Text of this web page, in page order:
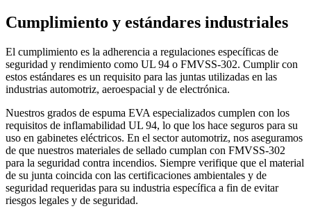
Cumplimiento y estándares industriales
El cumplimiento es la adherencia a regulaciones específicas de
seguridad y rendimiento como UL 94 o FMVSS-302. Cumplir con
estos estándares es un requisito para las juntas utilizadas en las
industrias automotriz, aeroespacial y de electrónica.
Nuestros grados de espuma EVA especializados cumplen con los
requisitos de inflamabilidad UL 94, lo que los hace seguros para su
uso en gabinetes eléctricos. En el sector automotriz, nos aseguramos
de que nuestros materiales de sellado cumplan con FMVSS-302
para la seguridad contra incendios. Siempre verifique que el material
de su junta coincida con las certificaciones ambientales y de
seguridad requeridas para su industria específica a fin de evitar
riesgos legales y de seguridad.